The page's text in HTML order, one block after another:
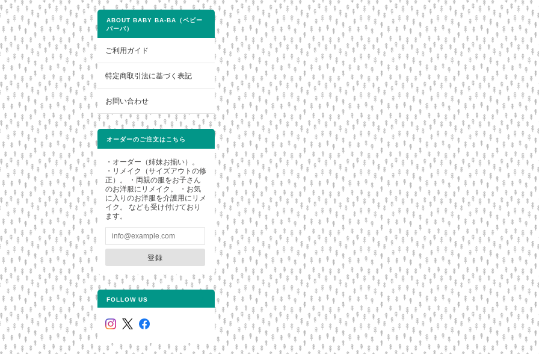
ABOUT BABY BA-BA（ベビー
バーバ）
ご利用ガイド
特定商取引法に基づく表記
お問い合わせ
オーダーのご注文はこちら
・オーダー（姉妹お揃い）。
・リメイク（サイズアウトの修
正）。 ・両親の服をお子さん
のお洋服にリメイク。 ・お気
に入りのお洋服を介護用にリメ
イク。 なども受け付けており
ます。
登録
FOLLOW US